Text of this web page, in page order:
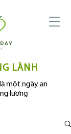
một ngày an
lượng
LÀNH